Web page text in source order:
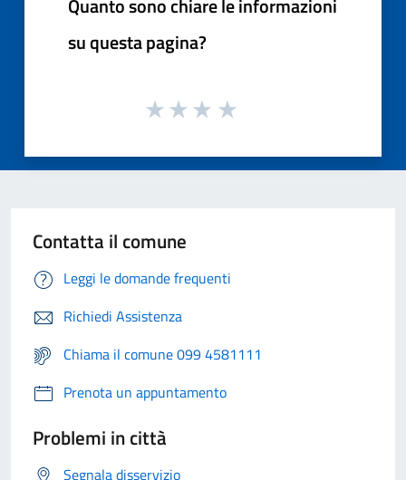
su questa pagina?
Contatta il comune
Leggi le domande frequenti
Richiedi Assistenza
Chiama il comune 099 4581111
Prenota un appuntamento
Problemi in città
Segnala disservizio